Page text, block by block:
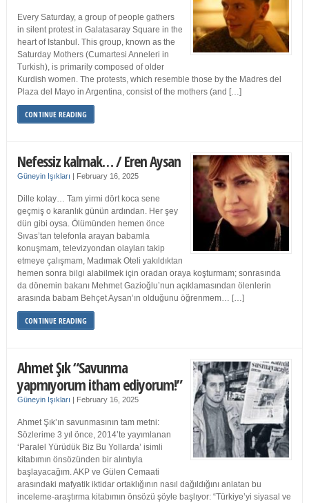
Every Saturday, a group of people gathers
in silent protest in Galatasaray Square in the
heart of Istanbul. This group, known as the
Saturday Mothers (Cumartesi Anneleri in
Turkish), is primarily composed of older
Kurdish women. The protests, which resemble those by the Madres del
Plaza del Mayo in Argentina, consist of the mothers (and […]
CONTINUE READING
Nefessiz kalmak… / Eren Aysan
Güneyin Işıkları | February 16, 2025
Dille kolay… Tam yirmi dört koca sene
geçmiş o karanlık günün ardından. Her şey
dün gibi oysa. Ölümünden hemen önce
Sıvas’tan telefonla arayan babamla
konuşmam, televizyondan olayları takip
etmeye çalışmam, Madımak Oteli yakıldıktan
hemen sonra bilgi alabilmek için oradan oraya koşturmam; sonrasında
da dönemin bakanı Mehmet Gazioğlu’nun açıklamasından ölenlerin
arasında babam Behçet Aysan’ın olduğunu öğrenmem… […]
CONTINUE READING
Ahmet Şık “Savunma
yapmıyorum itham ediyorum!”
Güneyin Işıkları | February 16, 2025
Ahmet Şık’ın savunmasının tam metni:
Sözlerime 3 yıl önce, 2014’te yayımlanan
‘Paralel Yürüdük Biz Bu Yollarda’ isimli
kitabımın önsözünden bir alıntıyla
başlayacağım. AKP ve Gülen Cemaati
arasındaki mafyatik iktidar ortaklığının nasıl dağıldığını anlatan bu
inceleme-araştırma kitabımın önsözü şöyle başlıyor: “Türkiye’yi siyasal ve